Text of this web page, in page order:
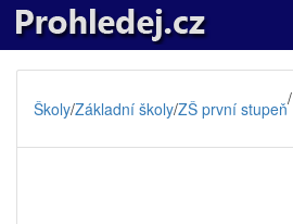
Školy/Základní školy/ZŠ první stupeň/